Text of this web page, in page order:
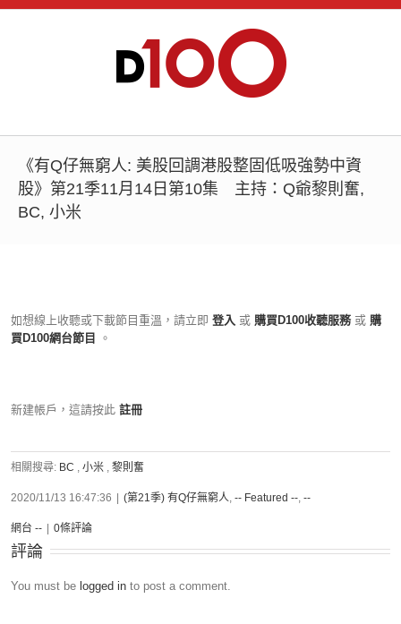
《有Q仔無窮人: 美股回調港股整固低吸強勢中資
股》第21季11月14日第10集 主持：Q爺黎則奮,
BC, 小米
如想線上收聽或下載節目重溫，請立即 登入 或 購買D100收聽服務 或 購
買D100網台節目
。
新建帳戶，這請按此 註冊
相關搜尋: BC , 小米 , 黎則奮
2020/11/13 16:47:36 (第21季) 有Q仔無窮人, -- Featured --, --
網台 -- 0條評論
評論
You must be logged in to post a comment.